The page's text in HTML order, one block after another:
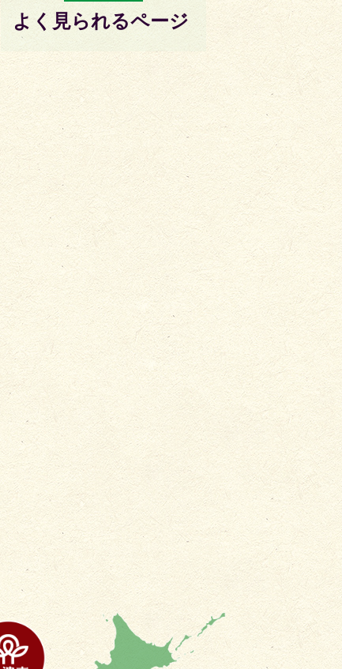
よく見られるページ